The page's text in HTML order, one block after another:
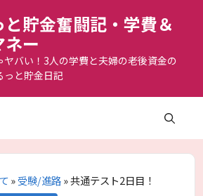
と貯金奮闘記・学費＆
ー
ヤバい！3人の学費と夫婦の老後資金の
っと貯金日記
»受験/進路»共通テスト2日目！